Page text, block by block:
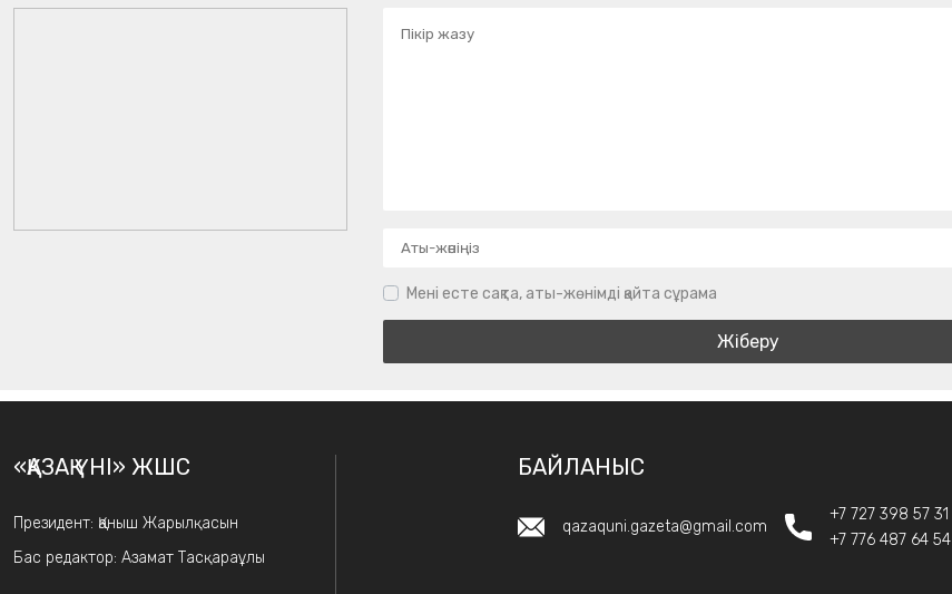
Мені есте сақта, аты-жөнімді қайта сұрама
«ҚАЗАҚ ҮНІ» ЖШС
Президент: Қаныш Жарылқасын
Бас редактор: Азамат Тасқараұлы
БАЙЛАНЫС
qazaquni.gazeta@gmail.com
+7 727 398 57 31
+7 776 487 64 54